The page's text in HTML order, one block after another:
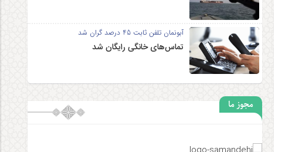
آبونمان تلفن ثابت 45 درصد گران شد
تماس‌های خانگی رایگان شد
مجوز ما